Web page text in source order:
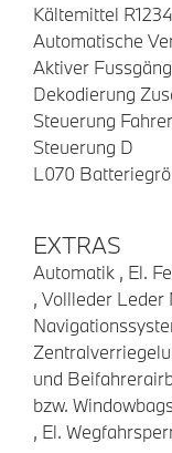
Kältemittel
Automatische
Aktiver
Dekodierung
Steuerung
Steuerung D
L070
EXTRAS
Automatik , El.
, Vollleder Leder
und
bzw.
, El.